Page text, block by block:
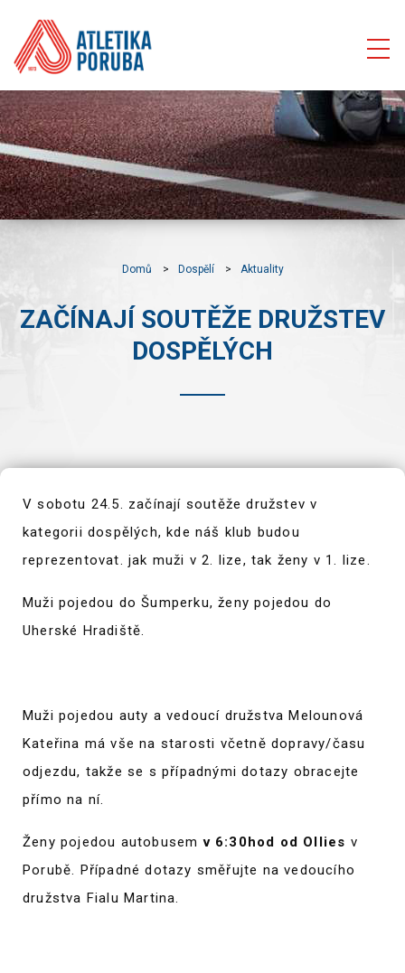
Domů Dospělí Aktuality
ZAČÍNAJÍ SOUTĚŽE DRUŽSTEV
DOSPĚLÝCH
V sobotu 24.5. začínají soutěže družstev v
kategorii dospělých, kde náš klub budou
reprezentovat. jak muži v 2. lize, tak ženy v 1. lize.
Muži pojedou do Šumperku, ženy pojedou do
Uherské Hradiště.
Muži pojedou auty a vedoucí družstva Melounová
Kateřina má vše na starosti včetně dopravy/času
odjezdu, takže se s případnými dotazy obracejte
přímo na ní.
Ženy pojedou autobusemv 6:30hod od Ollies v
Porubě. Případné dotazy směřujte na vedoucího
družstva Fialu Martina.